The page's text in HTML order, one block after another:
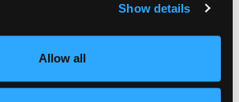
Show details
Allow all